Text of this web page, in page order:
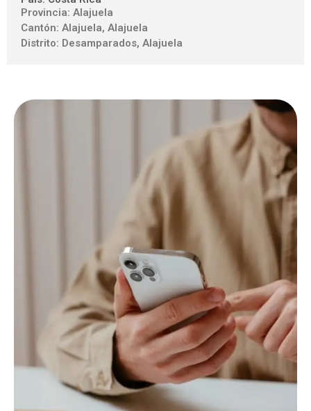
Provincia: Alajuela
Cantón: Alajuela, Alajuela
Distrito: Desamparados, Alajuela